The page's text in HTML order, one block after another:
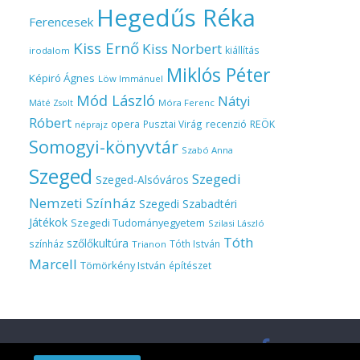
Ferencesek Hegedűs Réka
irodalom Kiss Ernő Kiss Norbert kiállítás
Képiró Ágnes Löw Immánuel Miklós Péter
Máté Zsolt Mód László Móra Ferenc Nátyi
Róbert néprajz opera Pusztai Virág recenzió REÖK
Somogyi-könyvtár Szabó Anna
Szeged Szeged-Alsóváros Szegedi
Nemzeti Színház Szegedi Szabadtéri
Játékok Szegedi Tudományegyetem Szilasi László
színház szőlőkultúra Trianon Tóth István Tóth
Marcell Tömörkény István építészet